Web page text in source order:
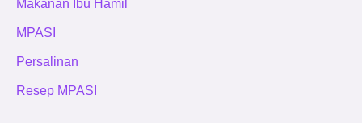
Makanan Ibu Hamil
MPASI
Persalinan
Resep MPASI